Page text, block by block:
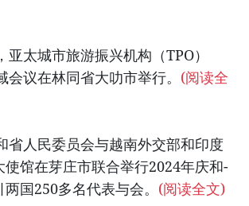
亚太城市旅游振兴机构（TPO）
会议在林同省大叻市举行。 (阅读全
省人民委员会与越南外交部和印度
使馆在芽庄市联合举行2024年庆和-
国250多名代表与会。 (阅读全文)